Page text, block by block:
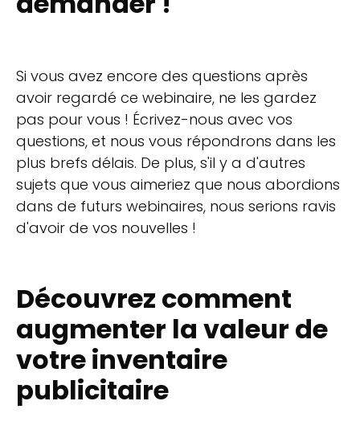
Si vous avez encore des questions après
avoir regardé ce webinaire, ne les gardez
pas pour vous ! Écrivez-nous avec vos
questions, et nous vous répondrons dans les
plus brefs délais. De plus, s'il y a d'autres
sujets que vous aimeriez que nous abordions
dans de futurs webinaires, nous serions ravis
d'avoir de vos nouvelles !
Découvrez comment
augmenter la valeur de
votre inventaire
publicitaire